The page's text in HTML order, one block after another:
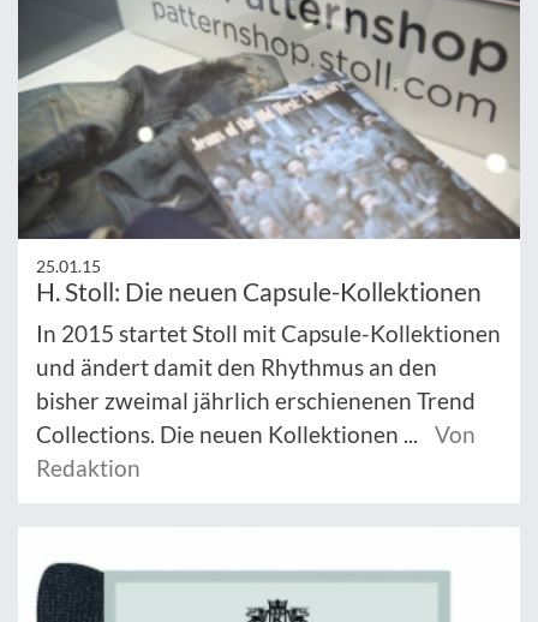
25.01.15
H. Stoll: Die neuen Capsule-Kollektionen
In 2015 startet Stoll mit Capsule-Kollektionen
und ändert damit den Rhythmus an den
bisher zweimal jährlich erschienenen Trend
Collections. Die neuen Kollektionen ...
Von
Redaktion